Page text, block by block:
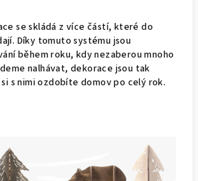
se skládá z více částí, které do
Díky tomuto systému jsou
během roku, kdy nezaberou mnoho
nalhávat, dekorace jsou tak
s nimi ozdobíte domov po celý rok.